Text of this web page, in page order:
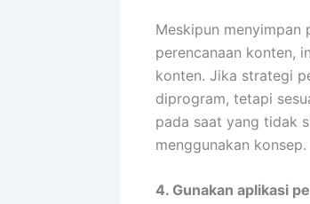
Meskipun
perencanaan konten,
konten. Jika strategi
diprogram, tetapi
pada saat yang tidak
menggunakan konsep.
4. Gunakan aplikasi